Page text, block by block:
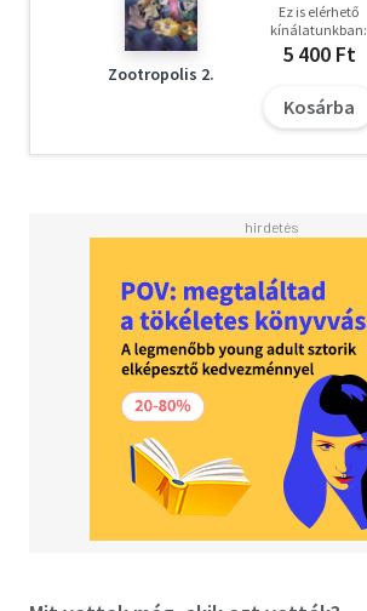
Zootropolis 2.
Ez is elérhető
kínálatunkban:
5 400 Ft
Kosárba